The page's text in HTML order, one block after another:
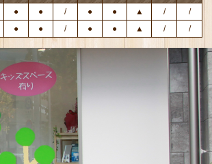
● ● / ● ● ▲ /
/
● ● / ● ● ▲ / /